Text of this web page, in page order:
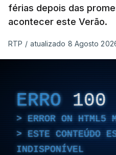
férias depois das
acontecer este Verão.
RTP / atualizado 8 Agosto
ERRO 100
ERROR ON HTML5
ESTE CONTEÚDO
INDISPONÍVEL